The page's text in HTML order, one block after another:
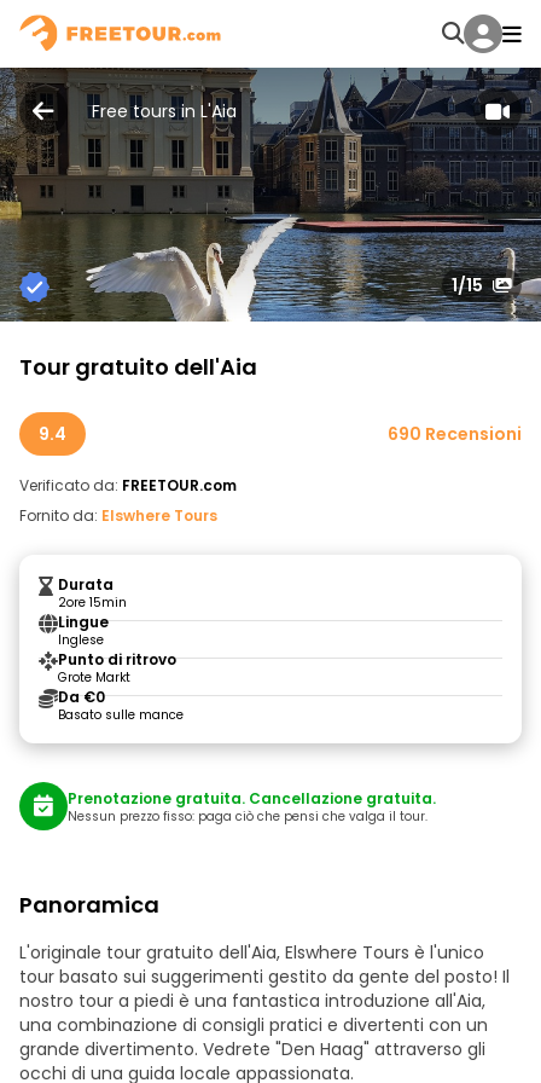
Free tours in L'Aia
1/15
Tour gratuito dell'Aia
9.4 690 Recensioni
Verificato da: FREETOUR.com
Fornito da: Elswhere Tours
Durata
2ore 15min
Lingue
Inglese
Punto di ritrovo
Grote Markt
Da €0
Basato sulle mance
Prenotazione gratuita. Cancellazione gratuita.
Nessun prezzo fisso: paga ciò che pensi che valga il tour.
Panoramica
L'originale tour gratuito dell'Aia, Elswhere Tours è l'unico
tour basato sui suggerimenti gestito da gente del posto! Il
nostro tour a piedi è una fantastica introduzione all'Aia,
una combinazione di consigli pratici e divertenti con un
grande divertimento. Vedrete "Den Haag" attraverso gli
occhi di una guida locale appassionata.